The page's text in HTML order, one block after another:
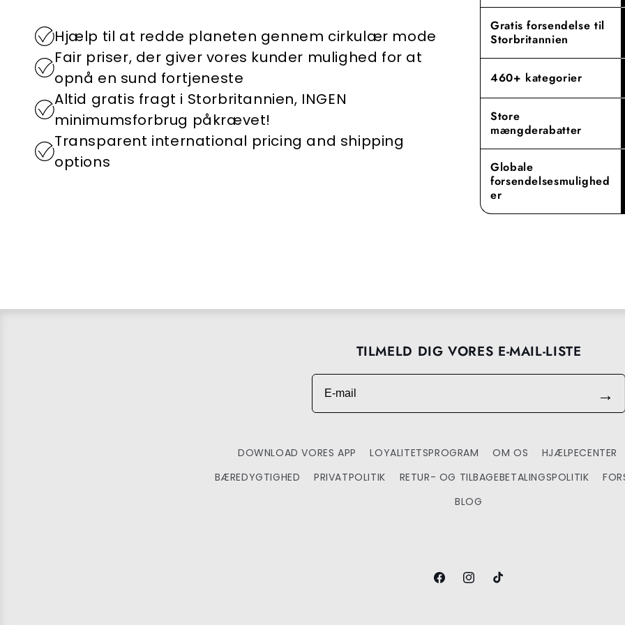
Hjælp til at redde planeten gennem cirkulær mode
Fair priser, der giver vores kunder mulighed for at
opnå en sund fortjeneste
Altid gratis fragt i Storbritannien, INGEN
minimumsforbrug påkrævet!
Transparent international pricing and shipping
options
Gratis forsendelse til
Storbritannien
460+ kategorier
Store
mængderabatter
Globale
forsendelsesmulighed
er
TILMELD DIG VORES E-MAIL-LISTE
E-mail
→
DOWNLOAD VORES APP LOYALITETSPROGRAM OM OS HJÆLPECENTER
BÆREDYGTIGHED
PRIVATPOLITIK RETUR- OG TILBAGEBETALINGSPOLITIK
BLOG
FacebookInstagramTikTok